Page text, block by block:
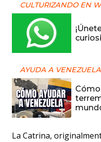
CULTURIZANDO EN
AYUDA A VENEZUELA
La Catrina,